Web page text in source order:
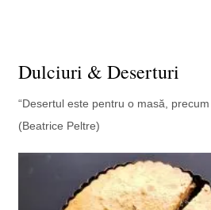
Dulciuri & Deserturi
“Desertul este pentru o masă,
(Beatrice Peltre)